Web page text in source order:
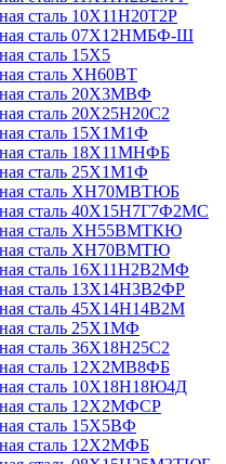
сталь 10Х11Н20Т2Р
сталь 07Х12НМБФ-Ш
сталь 15Х5
сталь ХН60ВТ
сталь 20Х3МВФ
сталь 20Х25Н20С2
сталь 15Х1М1Ф
сталь 18Х11МНФБ
сталь 25Х1М1Ф
сталь ХН70МВТЮБ
сталь 40Х15Н7Г7Ф2МС
сталь ХН55ВМТКЮ
сталь ХН70ВМТЮ
сталь 16Х11Н2В2МФ
сталь 13Х14Н3В2ФР
сталь 45Х14Н14В2М
сталь 25Х1МФ
сталь 36Х18Н25С2
сталь 12Х2МВ8ФБ
сталь 10Х18Н18Ю4Д
сталь 12Х2МФСР
сталь 15Х5ВФ
сталь 12Х2МФБ